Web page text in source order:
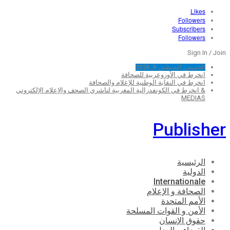
Likes
Followers
Subscribers
Followers
Sign In / Join
الخميس, أغسطس 6, 2026
انخرط في الأوروعربية للصحافة
انخرط في النقابة الوطنية للإعلام والصحافة
& انخرط في الكونفدرالية المغربية لناشري الصحف والإعلام الإلكتروني
MEDIAS
Publisher
الرئيسية
الدولية
Internationale
الصحافة و الإعلام
الأمم المتحدة
الأمن و القوات المسلحة
حقوق الإنسان